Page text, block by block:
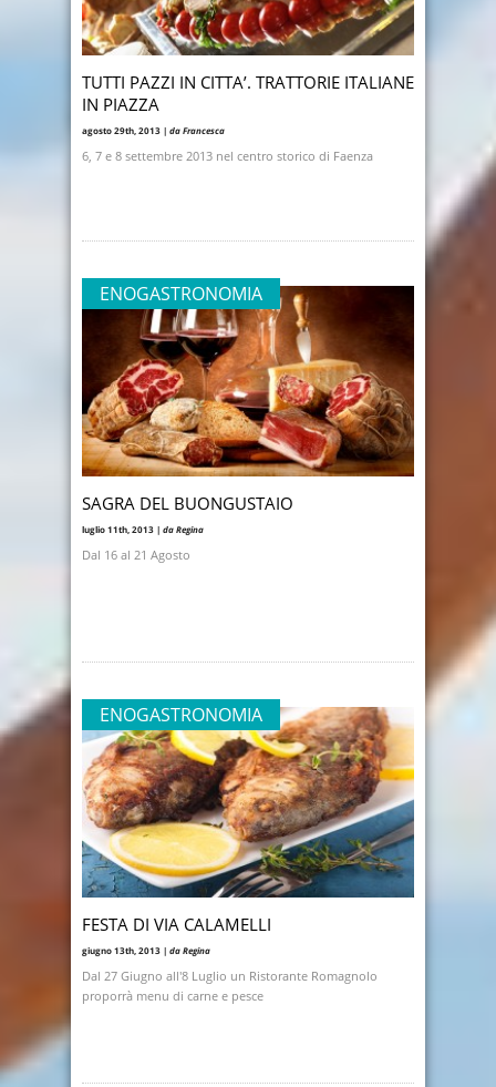
TUTTI PAZZI IN CITTA’. TRATTORIE ITALIANE
IN PIAZZA
agosto 29th, 2013 | da Francesca
6, 7 e 8 settembre 2013 nel centro storico di Faenza
ENOGASTRONOMIA
SAGRA DEL BUONGUSTAIO
luglio 11th, 2013 | da Regina
Dal 16 al 21 Agosto
ENOGASTRONOMIA
FESTA DI VIA CALAMELLI
giugno 13th, 2013 | da Regina
Dal 27 Giugno all'8 Luglio un Ristorante Romagnolo
proporrà menu di carne e pesce